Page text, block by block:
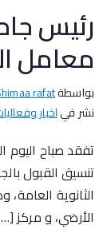
رئيس
معامل
بواسطةrafat
نشر فياخبار
تفقد صباح اليوم
تنسيق القبول
الثانوية
الأرضي، و مركز